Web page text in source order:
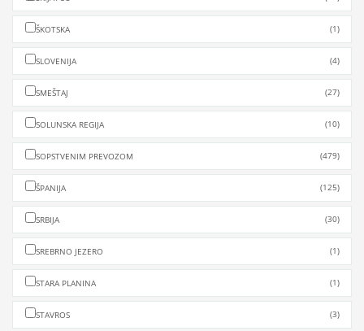
ŠKOTSKA (1)
SLOVENIJA (4)
SMEŠTAJ (27)
SOLUNSKA REGIJA (10)
SOPSTVENIM PREVOZOM (479)
ŠPANIJA (125)
SRBIJA (30)
SREBRNO JEZERO (1)
STARA PLANINA (1)
STAVROS (3)